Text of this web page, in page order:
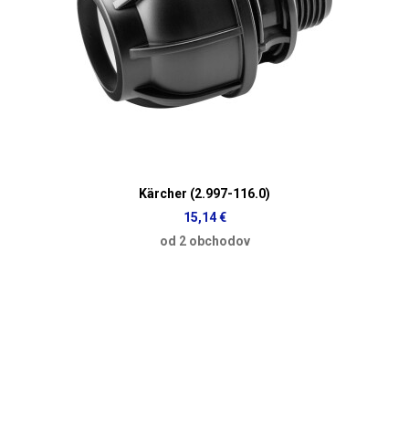
Kärcher (2.997-116.0)
15,14 €
od 2 obchodov